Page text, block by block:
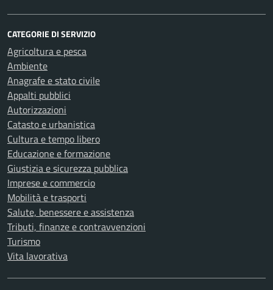
CATEGORIE DI SERVIZIO
Agricoltura e pesca
Ambiente
Anagrafe e stato civile
Appalti pubblici
Autorizzazioni
Catasto e urbanistica
Cultura e tempo libero
Educazione e formazione
Giustizia e sicurezza pubblica
Imprese e commercio
Mobilità e trasporti
Salute, benessere e assistenza
Tributi, finanze e contravvenzioni
Turismo
Vita lavorativa